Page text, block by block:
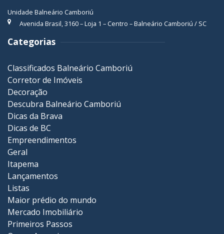
Unidade Balneário Camboriú
Avenida Brasil, 3160 – Loja 1 – Centro – Balneário Camboriú / SC
Categorias
Classificados Balneário Camboriú
Corretor de Imóveis
Decoração
Descubra Balneário Camboriú
Dicas da Brava
Dicas de BC
Empreendimentos
Geral
Itapema
Lançamentos
Listas
Maior prédio do mundo
Mercado Imobiliário
Primeiros Passos